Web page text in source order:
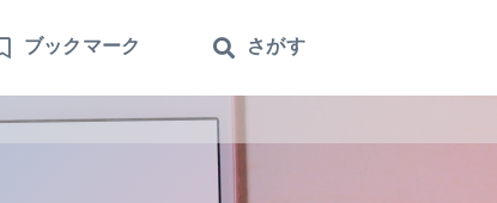
ブックマーク さがす